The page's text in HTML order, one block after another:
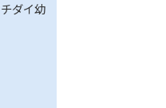
ダイ幼